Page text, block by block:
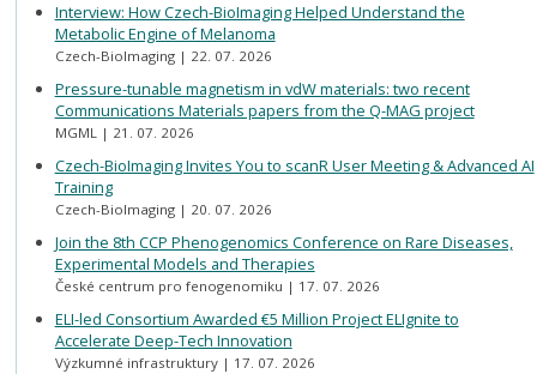
Interview: How Czech-BioImaging Helped Understand the
Metabolic Engine of Melanoma
Czech-BioImaging 22. 07. 2026
Pressure-tunable magnetism in vdW materials: two recent
Communications Materials papers from the Q-MAG project
MGML 21. 07. 2026
Czech-BioImaging Invites You to scanR User Meeting & Advanced AI
Training
Czech-BioImaging 20. 07. 2026
Join the 8th CCP Phenogenomics Conference on Rare Diseases,
Experimental Models and Therapies
České centrum pro fenogenomiku 17. 07. 2026
ELI-led Consortium Awarded €5 Million Project ELIgnite to
Accelerate Deep-Tech Innovation
Výzkumné infrastruktury 17. 07. 2026